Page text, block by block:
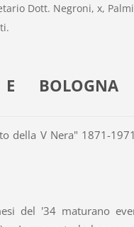
Dott. Negroni, x,
BOLOGNA
della V Nera" 1871-
del '34 maturano